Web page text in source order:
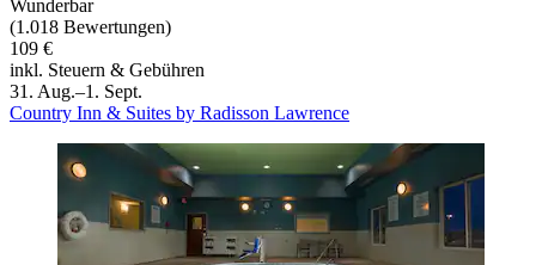
Wunderbar
(1.018 Bewertungen)
109 €
inkl. Steuern & Gebühren
31. Aug.–1. Sept.
Country Inn & Suites by Radisson Lawrence